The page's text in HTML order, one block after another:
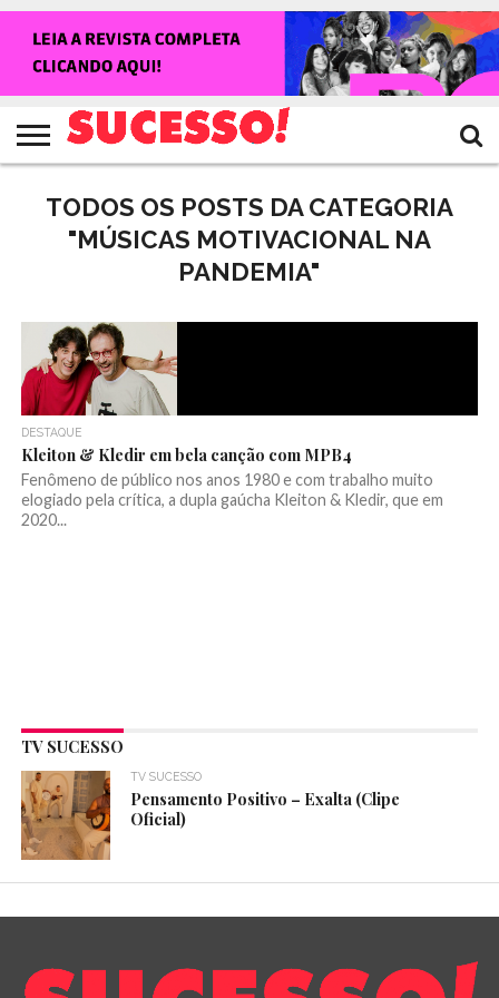
NOTÍCIAS
SHOWS
ENTREVISTAS
CLIQUES
RANKING
CROWLEY
TV
SUCESSO!
REVISTA
SUCESSO!
TODOS OS POSTS DA CATEGORIA
"MÚSICAS MOTIVACIONAL NA
PANDEMIA"
DESTAQUE
Kleiton & Kledir em bela canção com MPB4
Fenômeno de público nos anos 1980 e com trabalho muito
elogiado pela crítica, a dupla gaúcha Kleiton & Kledir, que em
2020...
TV SUCESSO
TV SUCESSO
Pensamento Positivo – Exalta (Clipe
Oficial)